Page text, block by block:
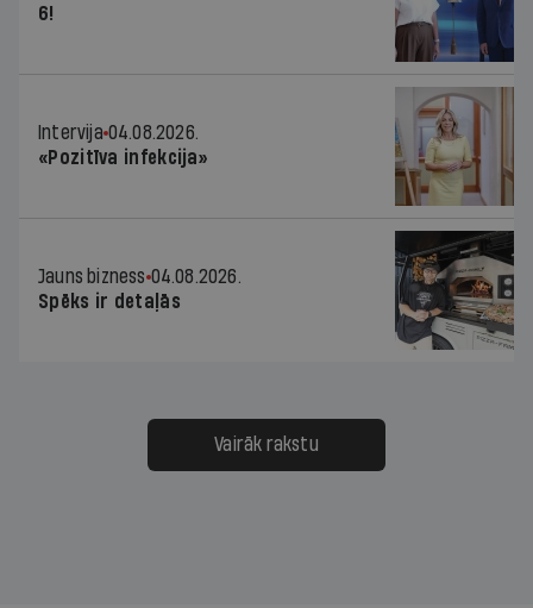
6!
Intervija 04.08.2026.
«Pozitīva infekcija»
Jauns bizness 04.08.2026.
Spēks ir detaļās
Vairāk rakstu